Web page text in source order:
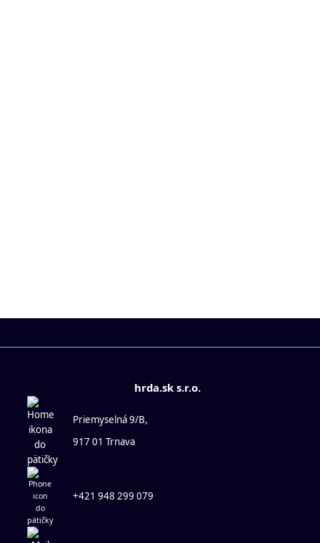
hrda.sk s.r.o.
Priemyselná 9/B,
917 01 Trnava
+421 948 299 079